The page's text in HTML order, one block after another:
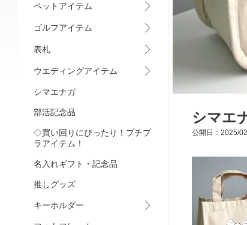
ペットアイテム
ゴルフアイテム
表札
ウエディングアイテム
シマエナガ
部活記念品
◇買い回りにぴったり！プチプ
ラアイテム！
名入れギフト・記念品
推しグッズ
キーホルダー
シマエ
公開日：2025/